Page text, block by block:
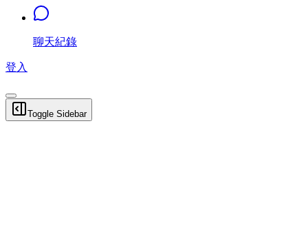
聊天紀錄
登入
Toggle Sidebar